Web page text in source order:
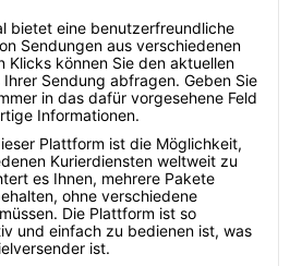
bietet eine benutzerfreundliche
Sendungen aus verschiedenen
Klicks können Sie den aktuellen
Sendung abfragen. Geben Sie
in das dafür vorgesehene Feld
Informationen.
Plattform ist die Möglichkeit,
Kurierdiensten weltweit zu
es Ihnen, mehrere Pakete
ohne verschiedene
Die Plattform ist so
und einfach zu bedienen ist, was
ist.